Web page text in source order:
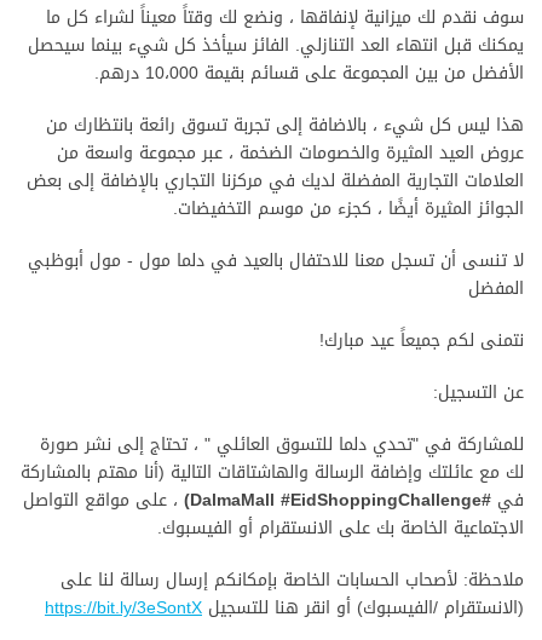
سوف نقدم لك ميزانية لإنفاقها ، ونضع لك وقتاً معيناً لشراء كل ما
يمكنك قبل انتهاء العد التنازلي. الفائز سيأخذ كل شيء بينما سيحصل
الأفضل من بين المجموعة على قسائم بقيمة 10،000 درهم
.
هذا ليس كل شيء ، بالاضافة إلى تجربة تسوق رائعة بانتظارك من
عروض العيد المثيرة والخصومات الضخمة ، عبر مجموعة واسعة من
العلامات التجارية المفضلة لديك في مركزنا التجاري بالإضافة إلى بعض
الجوائز المثيرة أيضًا ، كجزء من موسم التخفيضات.
لا تنسى أن تسجل معنا للاحتفال بالعيد في دلما مول - مول أبوظبي
المفضل
نتمنى لكم جميعاً عيد مبارك!
عن التسجيل:
للمشاركة في "تحدي دلما للتسوق العائلي " ، تحتاج إلى نشر صورة
لك مع عائلتك وإضافة الرسالة والهاشتاقات التالية (أنا مهتم بالمشاركة
في #DalmaMall #EidShoppingChallenge)
، على مواقع التواصل
الاجتماعية الخاصة بك على الانستقرام أو الفيسبوك.
ملاحظة: لأصحاب الحسابات الخاصة بإمكانكم إرسال رسالة لنا على
(الانستقرام /الفيسبوك) أو انقر هنا للتسجيل https://bit.ly/3eSontX